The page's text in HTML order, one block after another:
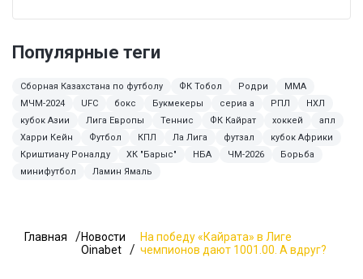
Популярные теги
Сборная Казахстана по футболу ФК Тобол Родри
MMA
МЧМ-2024
UFC бокс Букмекеры сериа а РПЛ
НХЛ
кубок Азии
Лига Европы Теннис ФК Кайрат хоккей
апл
Харри Кейн
Футбол КПЛ Ла Лига футзал
кубок Африки
Криштиану Роналду
ХК "Барыс" НБА ЧМ-2026
Борьба
минифутбол
Ламин Ямаль
Главная
Новости
Oinabet
На победу «Кайрата» в Лиге
чемпионов дают 1001.00. А вдруг?